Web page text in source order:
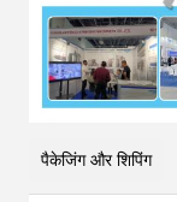
पैकेजिंग और शिपिंग